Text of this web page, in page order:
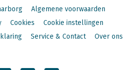
Algemene voorwaarden
Cookies
Cookie instellingen
Service & Contact Over ons